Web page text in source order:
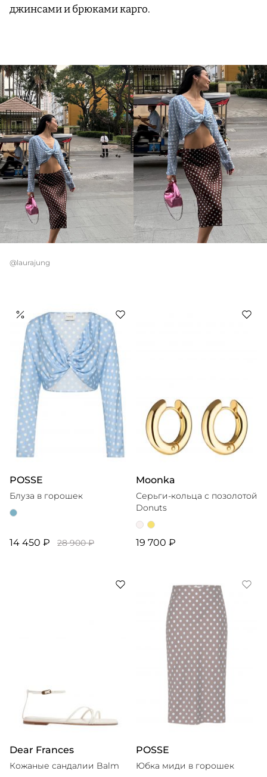
джинсами и брюками карго.
@laurajung
POSSE
Блуза в горошек
14 450 ₽ 28 900 ₽
Moonka
Серьги-кольца с позолотой
Donuts
19 700 ₽
Dear Frances
Кожаные сандалии Balm
POSSE
Юбка миди в горошек